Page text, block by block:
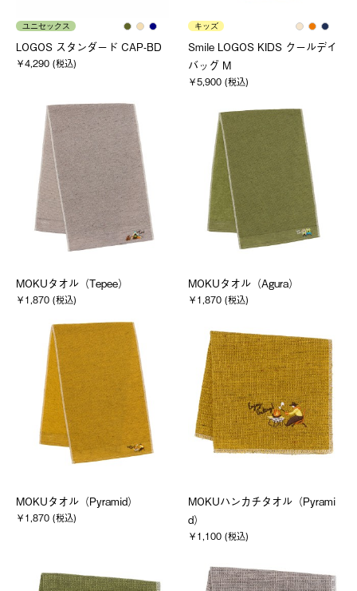
ユニセックス
LOGOS スタンダード CAP-BD
￥4,290 (税込)
キッズ
Smile LOGOS KIDS クールデイ
バッグ M
￥5,900 (税込)
MOKUタオル（Tepee）
￥1,870 (税込)
MOKUタオル（Agura）
￥1,870 (税込)
MOKUタオル（Pyramid）
￥1,870 (税込)
MOKUハンカチタオル（Pyrami
d）
￥1,100 (税込)